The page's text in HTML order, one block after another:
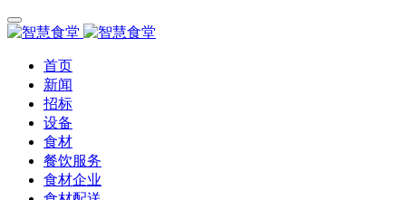
首页
新闻
招标
设备
食材
餐饮服务
食材企业